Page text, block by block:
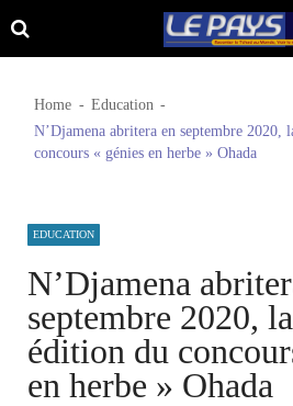
Skip
to
Skip
to
Home
Education
N’Djamena abritera en septembre 2020,
concours « génies en herbe » Ohada
EDUCATION
N’Djamena
septembre 2020,
édition du
en herbe » Ohada